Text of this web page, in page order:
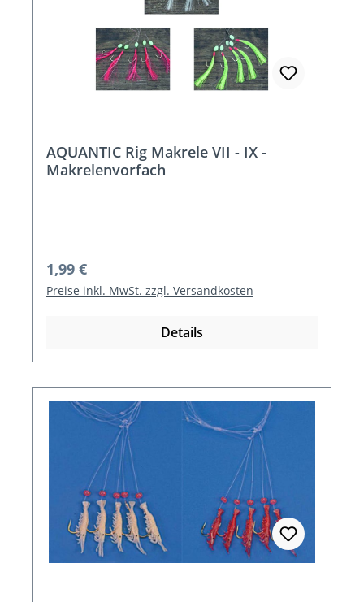
AQUANTIC Rig Makrele VII - IX -
Makrelenvorfach
Regulärer Preis:
1,99 €
Preise inkl. MwSt. zzgl. Versandkosten
Details